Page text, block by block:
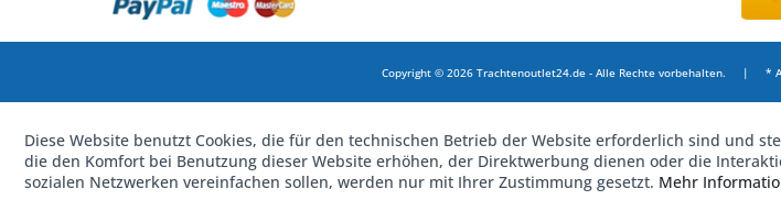
Copyright © 2026 Trachtenoutlet24.de - Alle Rechte vorbehalten. | *
Diese Website benutzt Cookies, die für den technischen Betrieb der Website erforderlich sind und
die den Komfort bei Benutzung dieser Website erhöhen, der Direktwerbung dienen oder die
sozialen Netzwerken vereinfachen sollen, werden nur mit Ihrer Zustimmung gesetzt. Mehr